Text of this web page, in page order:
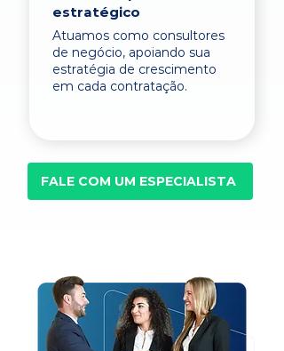
estratégico
Atuamos como consultores
de negócio, apoiando sua
estratégia de crescimento
em cada contratação.
FALE COM UM ESPECIALISTA